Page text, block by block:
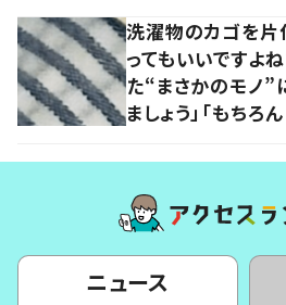
洗濯物のカゴを片
ってもいいですよ
た“まさかのモノ”
ましょう」「もちろん
ニュース